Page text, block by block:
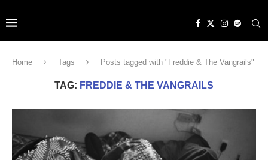
Home Tags Posts tagged with "Freddie & The Vangrails"
TAG: FREDDIE & THE VANGRAILS